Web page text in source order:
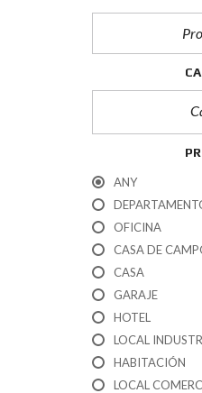
ANY
OFICINA
CASA DE
CASA
GARAJE
HOTEL
LOCAL
HABITACIÓN
LOCAL